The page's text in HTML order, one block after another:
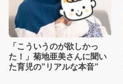
「こういうのが欲しかっ
た！」菊地亜美さんに聞い
た育児の”リアルな本音”